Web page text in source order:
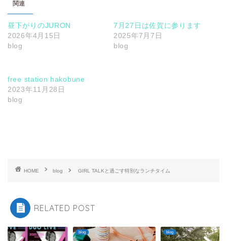
関連
昼下がりのJURON
2026年4月15日
blog
7月27日は佐賀に参ります
2025年7月7日
blog
free station hakobune
2023年11月28日
blog
HOME blog GIRL TALKと過ごす特別なランチタイム
RELATED POST
blog blog